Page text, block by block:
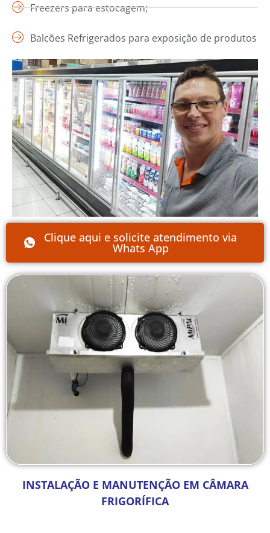
Freezers para estocagem;
Balcões Refrigerados para exposição de produtos
Clique aqui e solicite atendimento via
Whats App
INSTALAÇÃO E MANUTENÇÃO EM CÂMARA
FRIGORÍFICA